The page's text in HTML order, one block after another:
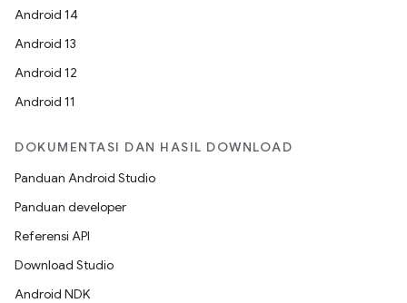
Android 14
Android 13
Android 12
Android 11
DOKUMENTASI DAN HASIL DOWNLOAD
Panduan Android Studio
Panduan developer
Referensi API
Download Studio
Android NDK